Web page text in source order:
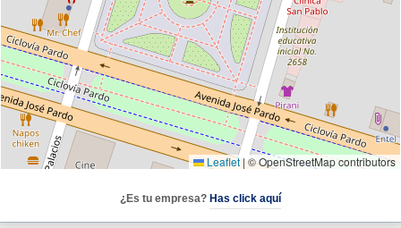
Leaflet | © OpenStreetMap contributors
¿Es tu empresa? Has click aquí